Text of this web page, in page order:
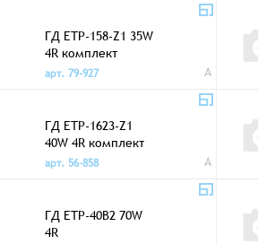
ГД ETP-158-Z1 35W
4R комплект
арт. 79-927
A
ГД ETP-1623-Z1
40W 4R комплект
арт. 56-858
A
ГД ETP-40B2 70W
4R